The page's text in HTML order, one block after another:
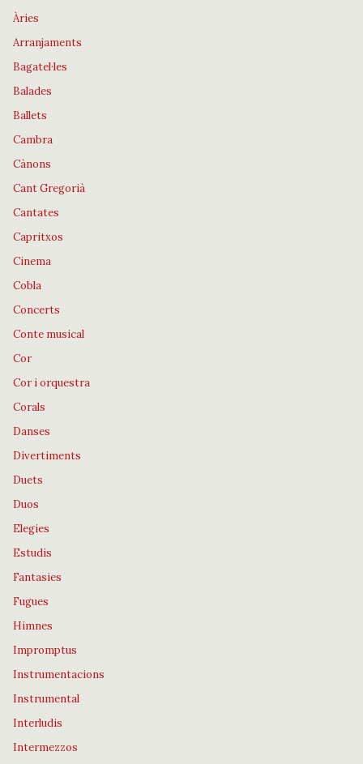
Àries
Arranjaments
Bagatel·les
Balades
Ballets
Cambra
Cànons
Cant Gregorià
Cantates
Capritxos
Cinema
Cobla
Concerts
Conte musical
Cor
Cor i orquestra
Corals
Danses
Divertiments
Duets
Duos
Elegies
Estudis
Fantasies
Fugues
Himnes
Impromptus
Instrumentacions
Instrumental
Interludis
Intermezzos